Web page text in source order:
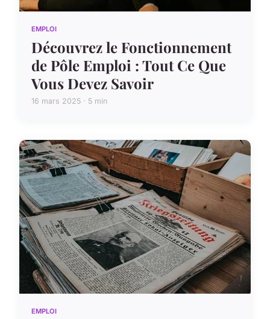
EMPLOI
Découvrez le Fonctionnement
de Pôle Emploi : Tout Ce Que
Vous Devez Savoir
16 mars 2025 · 5 min
EMPLOI